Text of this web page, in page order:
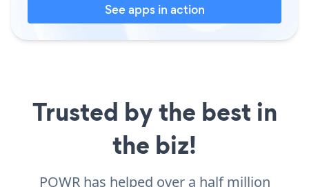
See apps in action
Trusted by the best in
the biz!
POWR has helped over a half million